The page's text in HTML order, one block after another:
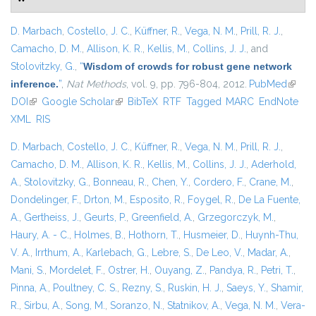
D. Marbach, Costello, J. C., Küffner, R., Vega, N. M., Prill, R. J.,
Camacho, D. M., Allison, K. R., Kellis, M., Collins, J. J., and
Stolovitzky, G., “Wisdom of crowds for robust gene network
inference.”, Nat Methods, vol. 9, pp. 796-804, 2012. PubMed(link is
DOI (link is external)
Google Scholar(link is external)
BibTeX RTF Tagged MARC EndNote
XML RIS
D. Marbach, Costello, J. C., Küffner, R., Vega, N. M., Prill, R. J.,
Camacho, D. M., Allison, K. R., Kellis, M., Collins, J. J., Aderhold,
A., Stolovitzky, G., Bonneau, R., Chen, Y., Cordero, F., Crane, M.,
Dondelinger, F., Drton, M., Esposito, R., Foygel, R., De La Fuente,
A., Gertheiss, J., Geurts, P., Greenfield, A., Grzegorczyk, M.,
Haury, A. - C., Holmes, B., Hothorn, T., Husmeier, D., Huynh-Thu,
V. A., Irrthum, A., Karlebach, G., Lebre, S., De Leo, V., Madar, A.,
Mani, S., Mordelet, F., Ostrer, H., Ouyang, Z., Pandya, R., Petri, T.,
Pinna, A., Poultney, C. S., Rezny, S., Ruskin, H. J., Saeys, Y., Shamir,
R., Sirbu, A., Song, M., Soranzo, N., Statnikov, A., Vega, N. M., Vera-